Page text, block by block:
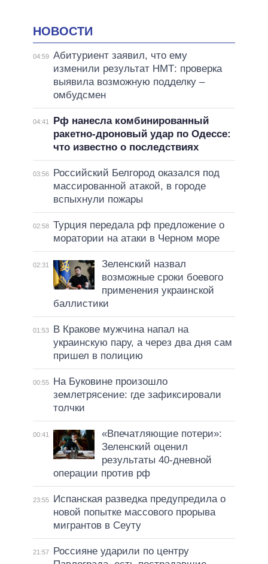
НОВОСТИ
04:59 Абитуриент заявил, что ему
изменили результат НМТ: проверка
выявила возможную подделку –
омбудсмен
04:41
Рф нанесла комбинированный
ракетно-дроновый удар по Одессе:
что известно о последствиях
03:56
Российский Белгород оказался под
массированной атакой, в городе
вспыхнули пожары
02:58 Турция передала рф предложение о
моратории на атаки в Черном море
02:31
Зеленский назвал
возможные сроки боевого
применения украинской
баллистики
01:53
В Кракове мужчина напал на
украинскую пару, а через два дня сам
пришел в полицию
00:55
На Буковине произошло
землетрясение: где зафиксировали
толчки
00:41
«Впечатляющие потери»:
Зеленский оценил
результаты 40-дневной
операции против рф
23:55
Испанская разведка предупредила о
новой попытке массового прорыва
мигрантов в Сеуту
21:57
Россияне ударили по центру